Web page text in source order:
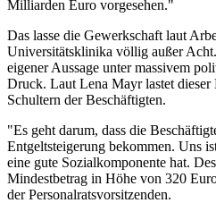
Milliarden Euro vorgesehen."
Das lasse die Gewerkschaft laut
Universitätsklinika völlig außer
eigener Aussage unter massivem
Druck. Laut Lena Mayr lastet
Schultern der Beschäftigten.
"Es geht darum, dass die
Entgeltsteigerung bekommen. Uns
eine gute Sozialkomponente hat.
Mindestbetrag in Höhe von 320
der Personalratsvorsitzenden.